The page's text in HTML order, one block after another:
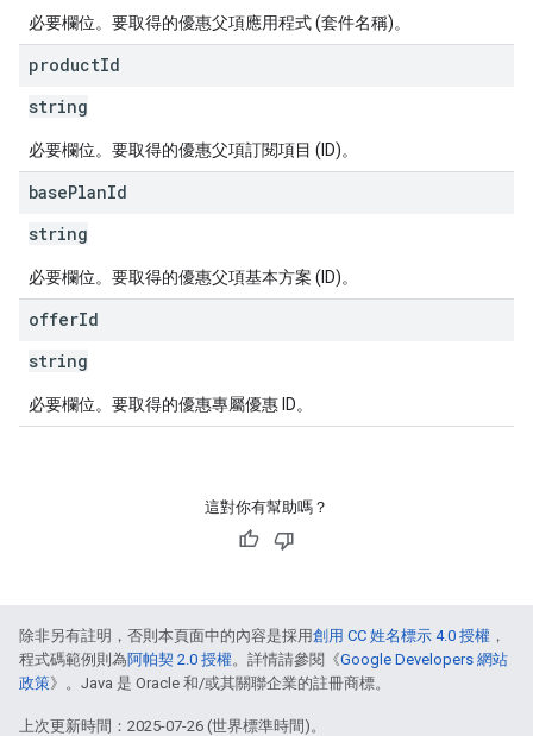
必要欄位。要取得的優惠父項應用程式 (套件名稱)。
productId
string
必要欄位。要取得的優惠父項訂閱項目 (ID)。
basePlanId
string
必要欄位。要取得的優惠父項基本方案 (ID)。
offerId
string
必要欄位。要取得的優惠專屬優惠 ID。
這對你有幫助嗎？
除非另有註明，否則本頁面中的內容是採用創用 CC 姓名標示 4.0 授權 ，
程式碼範例則為阿帕契 2.0 授權。詳情請參閱《Google Developers 網站
政策》。Java 是 Oracle 和/或其關聯企業的註冊商標。
上次更新時間：2025-07-26 (世界標準時間)。